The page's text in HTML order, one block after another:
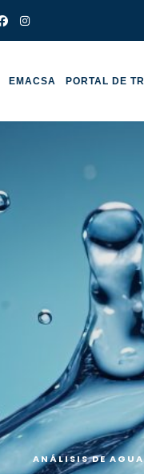
EMACSA PORTAL DE
ANÁLISIS DE